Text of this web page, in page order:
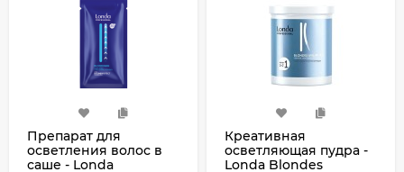
Препарат для
осветления волос в
саше - Londa
Креативная
осветляющая пудра -
Londa Blondes